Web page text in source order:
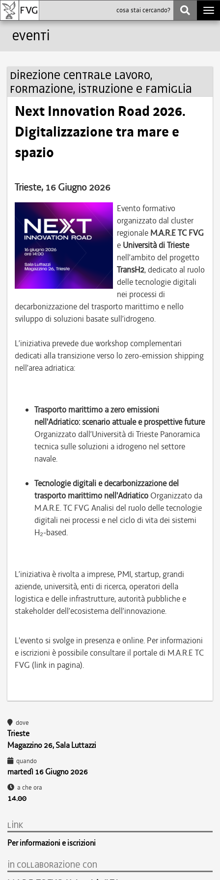
Eventi
Direzione centrale lavoro,
formazione, istruzione e famiglia
Next Innovation Road 2026.
Digitalizzazione tra mare e
spazio
Trieste, 16 Giugno 2026
Evento formativo
organizzato dal cluster
regionale M.A.R.E TC FVG
e Università di Trieste
nell’ambito del progetto
TransH2, dedicato al ruolo
delle tecnologie digitali
nei processi di
decarbonizzazione del trasporto marittimo e nello
sviluppo di soluzioni basate sull’idrogeno.
L’iniziativa prevede due workshop complementari
dedicati alla transizione verso lo zero-emission shipping
nell’area adriatica:
Trasporto marittimo a zero emissioni
nell'Adriatico: scenario attuale e prospettive future
Organizzato dall’Università di Trieste Panoramica
tecnica sulle soluzioni a idrogeno nel settore
navale.
Tecnologie digitali e decarbonizzazione del
trasporto marittimo nell'Adriatico Organizzato da
M.A.R.E. TC FVG Analisi del ruolo delle tecnologie
digitali nei processi e nel ciclo di vita dei sistemi
H₂-based.
L’iniziativa è rivolta a imprese, PMI, startup, grandi
aziende, università, enti di ricerca, operatori della
logistica e delle infrastrutture, autorità pubbliche e
stakeholder dell’ecosistema dell’innovazione.
L'evento si svolge in presenza e online. Per informazioni
e iscrizioni è possibile consultare il portale di M.A.R.E TC
FVG (link in pagina).
dove
Trieste
Magazzino 26, Sala Luttazzi
quando
martedì 16 Giugno 2026
a che ora
14.00
link
Per informazioni e iscrizioni
in collaborazione con